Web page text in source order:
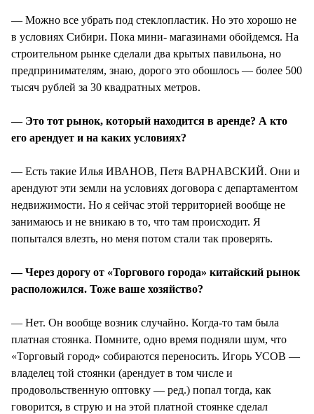
— Можно все убрать под стеклопластик. Но это хорошо не
в условиях Сибири. Пока мини- магазинами обойдемся. На
строительном рынке сделали два крытых павильона, но
предпринимателям, знаю, дорого это обошлось — более 500
тысяч рублей за 30 квадратных метров.
— Это тот рынок, который находится в аренде? А кто
его арендует и на каких условиях?
— Есть такие Илья ИВАНОВ, Петя ВАРНАВСКИЙ. Они и
арендуют эти земли на условиях договора с департаментом
недвижимости. Но я сейчас этой территорией вообще не
занимаюсь и не вникаю в то, что там происходит. Я
попытался влезть, но меня потом стали так проверять.
— Через дорогу от «Торгового города» китайский рынок
расположился. Тоже ваше хозяйство?
— Нет. Он вообще возник случайно. Когда-то там была
платная стоянка. Помните, одно время подняли шум, что
«Торговый город» собираются переносить. Игорь УСОВ —
владелец той стоянки (арендует в том числе и
продовольственную оптовку — ред.) попал тогда, как
говорится, в струю и на этой платной стоянке сделал